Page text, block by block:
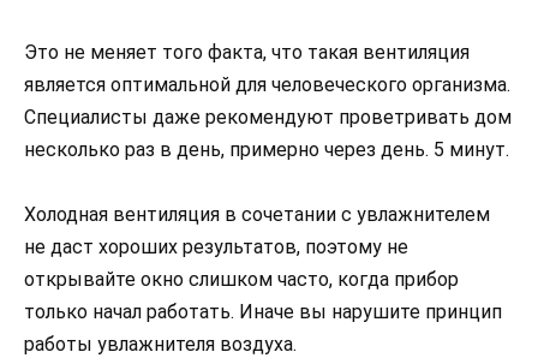
Это не меняет того факта, что такая вентиляция
является оптимальной для человеческого организма.
Специалисты даже рекомендуют проветривать дом
несколько раз в день, примерно через день. 5 минут.
Холодная вентиляция в сочетании с увлажнителем
не даст хороших результатов, поэтому не
открывайте окно слишком часто, когда прибор
только начал работать. Иначе вы нарушите принцип
работы увлажнителя воздуха.